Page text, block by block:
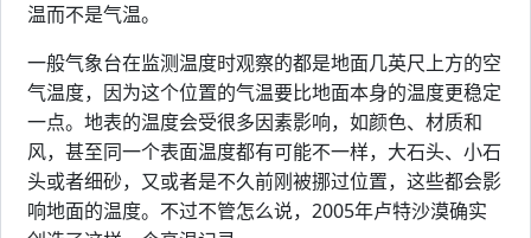
温而不是气温。
一般气象台在监测温度时观察的都是地面几英尺上方的空
气温度，因为这个位置的气温要比地面本身的温度更稳定
一点。地表的温度会受很多因素影响，如颜色、材质和
风，甚至同一个表面温度都有可能不一样，大石头、小石
头或者细砂，又或者是不久前刚被挪过位置，这些都会影
响地面的温度。不过不管怎么说，2005年卢特沙漠确实